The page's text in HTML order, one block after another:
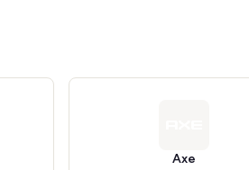
Axe